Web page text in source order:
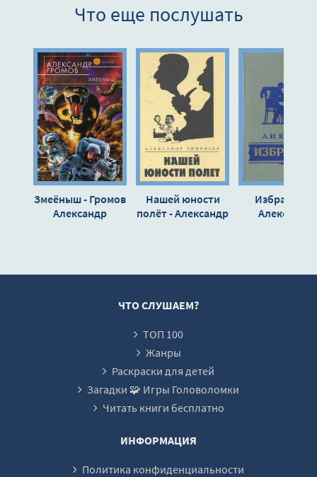
109_Rasplata
111_Reshayuschiy-faktor
112_Predatelstvo
113_Intelligentsiya-i-ideologentsiya
114_Predchuvstvie-i-zhazhda-peremen
115_Nochnye-mysli
116_Deti
117_Moskva
120_Falsifikatsiya-istorii
126_Struktura-chelovechestva
Что еще послушать
Змеёныш - Громов
Александр
Нашей юности
полёт - Александр
Избранное -
Александр
ЧТО СЛУШАЕМ?
ТОП 100
Жанры
Раскраски для детей
Загадки 🧩 Игры Головоломки
Читать книги бесплатно
ИНФОРМАЦИЯ
Политика конфиденциальности